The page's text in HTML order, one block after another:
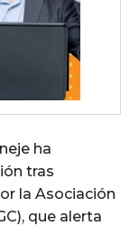
ha
tras
la Asociación
que alerta